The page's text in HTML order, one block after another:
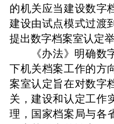
的机关应当建设数字
建设由试点模式过渡
提出数字档案室认定
《办法》 明确数
下机关档案工作的方
案室认定 旨在对数字
关 ，建设和认定工作
理， 国家档案局与各